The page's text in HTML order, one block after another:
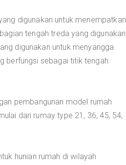
digunakan untuk menempatkan
tengah treda yang digunakan
digunakan untuk menyangga
berfungsi sebagai titik tengah
pembangunan model rumah
dari rumay type 21, 36, 45, 54,
hunian rumah di wilayah